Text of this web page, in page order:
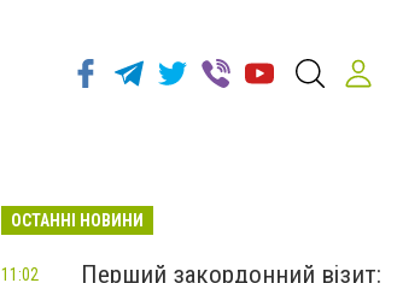
ОСТАННІ НОВИНИ
Перший закордонний візит:
11:02